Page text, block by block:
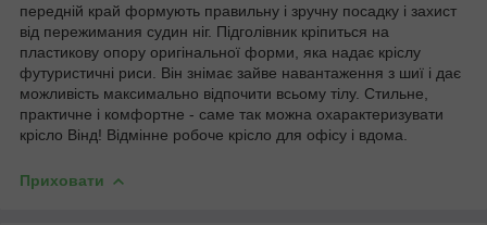
передній край формують правильну і зручну посадку і захист
від пережимания судин ніг. Підголівник кріпиться на
пластикову опору оригінальної форми, яка надає кріслу
футуристичні риси. Він знімає зайве навантаження з шиї і дає
можливість максимально відпочити всьому тілу. Стильне,
практичне і комфортне - саме так можна охарактеризувати
крісло Вінд! Відмінне робоче крісло для офісу і вдома.
Приховати